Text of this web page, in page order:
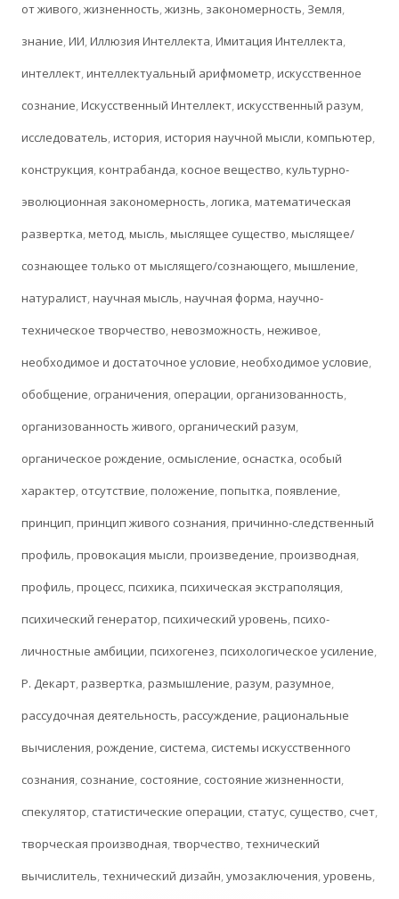
от живого,жизненность,жизнь, закономерность, Земля,
знание,ИИ,Иллюзия Интеллекта,Имитация Интеллекта,
интеллект,интеллектуальный арифмометр,искусственное
сознание,Искусственный Интеллект,искусственный разум,
исследователь,история,история научной мысли,компьютер,
конструкция,контрабанда,косное вещество,культурно-
эволюционная закономерность,логика,математическая
развертка,метод,мысль,мыслящее существо,мыслящее/
сознающее только от мыслящего/сознающего,мышление,
натуралист,научная мысль,научная форма,научно-
техническое творчество,невозможность,неживое,
необходимое и достаточное условие,необходимое условие,
обобщение, ограничения, операции, организованность,
организованность живого, органический разум,
органическое рождение, осмысление, оснастка, особый
характер, отсутствие,положение,попытка,появление,
принцип,принцип живого сознания,причинно-следственный
профиль,провокация мысли,произведение,производная,
профиль,процесс,психика,психическая экстраполяция,
психический генератор,психический уровень,психо-
личностные амбиции,психогенез,психологическое усиление,
Р. Декарт,развертка,размышление,разум,разумное,
рассудочная деятельность,рассуждение,рациональные
вычисления,рождение, система, системы искусственного
сознания, сознание, состояние, состояние жизненности,
спекулятор, статистические операции, статус, существо, счет,
творческая производная,творчество,технический
вычислитель,технический дизайн,умозаключения,уровень,